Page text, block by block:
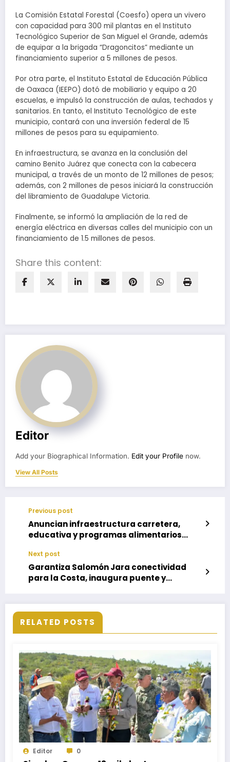
La Comisión Estatal Forestal (Coesfo) opera un vivero
con capacidad para 300 mil plantas en el Instituto
Tecnológico Superior de San Miguel el Grande, además
de equipar a la brigada “Dragoncitos” mediante un
financiamiento superior a 5 millones de pesos.
Por otra parte, el Instituto Estatal de Educación Pública
de Oaxaca (IEEPO) dotó de mobiliario y equipo a 20
escuelas, e impulsó la construcción de aulas, techados y
sanitarios. En tanto, el Instituto Tecnológico de este
municipio, contará con una inversión federal de 15
millones de pesos para su equipamiento.
En infraestructura, se avanza en la conclusión del
camino Benito Juárez que conecta con la cabecera
municipal, a través de un monto de 12 millones de pesos;
además, con 2 millones de pesos iniciará la construcción
del libramiento de Guadalupe Victoria.
Finalmente, se informó la ampliación de la red de
energía eléctrica en diversas calles del municipio con un
financiamiento de 1.5 millones de pesos.
Share this content:
Editor
Add your Biographical Information. Edit your Profile now.
View All Posts
Previous post
Anuncian infraestructura carretera,
educativa y programas alimentarios
Next post
Garantiza Salomón Jara conectividad
para la Costa, inaugura puente y
RELATED POSTS
Editor 0